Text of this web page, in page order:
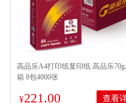
高品乐A4打印纸复印纸 高品乐
箱 8包4000张
¥221.00 查看